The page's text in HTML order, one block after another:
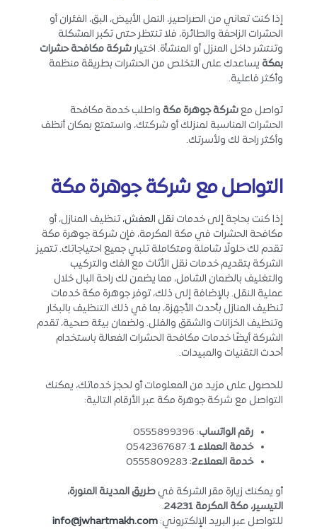
إذا كنت تعاني من الصراصير، النمل الأبيض، البق، الفئران أو
الحشرات الزاحفة والطائرة، فلا تنتظر حتى تكبر المشكلة
وتنتشر داخل المنزل أو المنشأة. اختيار شركة مكافحة حشرات
بمكة يساعدك على التخلص من الحشرات بطريقة منظمة
وأكثر فاعلية.
تواصل مع شركة جوهرة مكة واطلب خدمة مكافحة
الحشرات المناسبة لمنزلك أو شركتك، واستمتع بمكان أنظف
وأكثر راحة لك ولأسرتك.
التواصل مع شركة جوهرة مكة
إذا كنت بحاجة إلى خدمات نقل العفش، تنظيف المنازل، أو
مكافحة الحشرات في مكة المكرمة، فإن شركة جوهرة مكة
تقدم لك حلولًا شاملة ومتكاملة تلبي جميع احتياجاتك. تتميز
الشركة بتقديم خدمات نقل الأثاث مع الفك والتركيب
والتغليف بالضمان الشامل، مما يضمن لك راحة البال خلال
عملية النقل. بالإضافة إلى ذلك، توفر جوهرة مكة خدمات
تنظيف المنازل بأحدث الأجهزة، بما في ذلك التنظيف بالبخار
وتنظيف الخزانات والشقق والفلل. ولضمان بيئة صحية، تقدم
الشركة أيضًا خدمات مكافحة الحشرات الفعالة باستخدام
أحدث التقنيات والمبيدات.
للحصول على مزيد من المعلومات أو لحجز خدماتك، يمكنك
التواصل مع شركة جوهرة مكة عبر الأرقام التالية:
رقم الواتساب: 0555899396
خدمة العملاء 1
: 0542367687
خدمة العملاء2 : 0555809283
أو يمكنك زيارة مقر الشركة في طريق المدينة المنورة،
التيسير، مكة المكرمة 24231
.
للتواصل عبر البريد الإلكتروني:info@jwhartmakh.com